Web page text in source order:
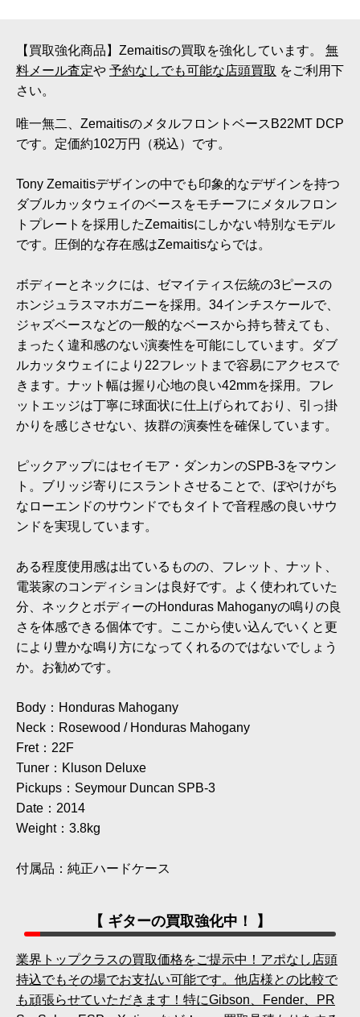
【買取強化商品】Zemaitisの買取を強化しています。 無
料メール査定や 予約なしでも可能な店頭買取 をご利用下
さい。
唯一無二、ZemaitisのメタルフロントベースB22MT DCP
です。定価約102万円（税込）です。
Tony Zemaitisデザインの中でも印象的なデザインを持つ
ダブルカッタウェイのベースをモチーフにメタルフロン
トプレートを採用したZemaitisにしかない特別なモデル
です。圧倒的な存在感はZemaitisならでは。
ボディーとネックには、ゼマイティス伝統の3ピースの
ホンジュラスマホガニーを採用。34インチスケールで、
ジャズベースなどの一般的なベースから持ち替えても、
まったく違和感のない演奏性を可能にしています。ダブ
ルカッタウェイにより22フレットまで容易にアクセスで
きます。ナット幅は握り心地の良い42mmを採用。フレ
ットエッジは丁寧に球面状に仕上げられており、引っ掛
かりを感じさせない、抜群の演奏性を確保しています。
ピックアップにはセイモア・ダンカンのSPB-3をマウン
ト。ブリッジ寄りにスラントさせることで、ぼやけがち
なローエンドのサウンドでもタイトで音程感の良いサウ
ンドを実現しています。
ある程度使用感は出ているものの、フレット、ナット、
電装家のコンディションは良好です。よく使われていた
分、ネックとボディーのHonduras Mahoganyの鳴りの良
さを体感できる個体です。ここから使い込んでいくと更
により豊かな鳴り方になってくれるのではないでしょう
か。お勧めです。
Body：Honduras Mahogany
Neck：Rosewood / Honduras Mahogany
Fret：22F
Tuner：Kluson Deluxe
Pickups：Seymour Duncan SPB-3
Date：2014
Weight：3.8kg
付属品：純正ハードケース
【 ギターの買取強化中！ 】
業界トップクラスの買取価格をご提示中！アポなし店頭
持込でもその場でお支払い可能です。他店様との比較で
も頑張らせていただきます！特にGibson、Fender、PR